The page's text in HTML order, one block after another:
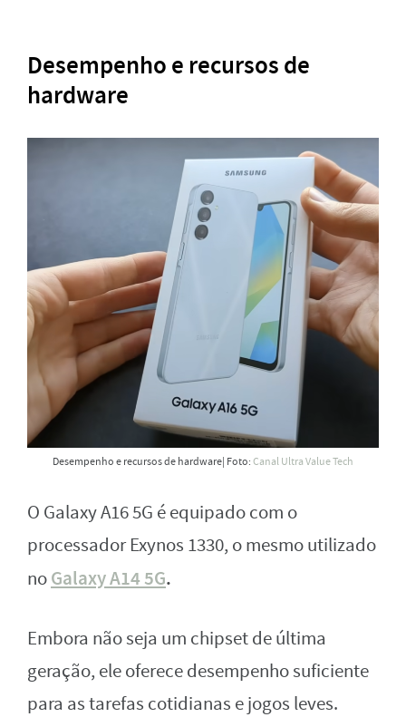
Desempenho e recursos de
hardware
Desempenho e recursos de hardware| Foto:Canal Ultra Value Tech
O Galaxy A16 5G é equipado com o
processador Exynos 1330, o mesmo utilizado
noGalaxy A14 5G.
Embora não seja um chipset de última
geração, ele oferece desempenho suficiente
para as tarefas cotidianas e jogos leves.